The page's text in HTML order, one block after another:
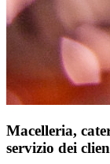
Macelleria,
servizio dei